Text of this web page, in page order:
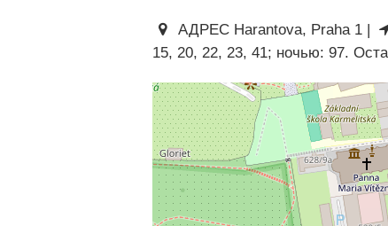
АДРЕС Harantova, Praha 1 |
15, 20, 22, 23, 41; ночью: 97.